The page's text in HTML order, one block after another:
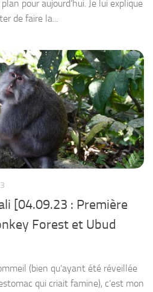
pour aujourd’hui. Je lui explique
de faire la...
[04.09.23 : Première
Forest et Ubud
(bien qu’ayant été réveillée
qui criait famine), c’est mon